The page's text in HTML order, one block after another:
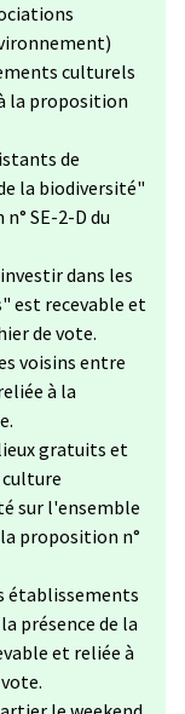
culturels
la proposition
de
la biodiversité"
SE-2-D du
dans les
est recevable et
de vote.
voisins entre
à la
gratuits et
culture
sur l'ensemble
proposition n°
établissements
présence de la
et reliée à